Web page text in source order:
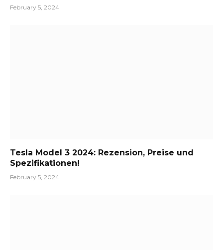
February 5, 2024
Tesla Model 3 2024: Rezension, Preise und
Spezifikationen!
February 5, 2024